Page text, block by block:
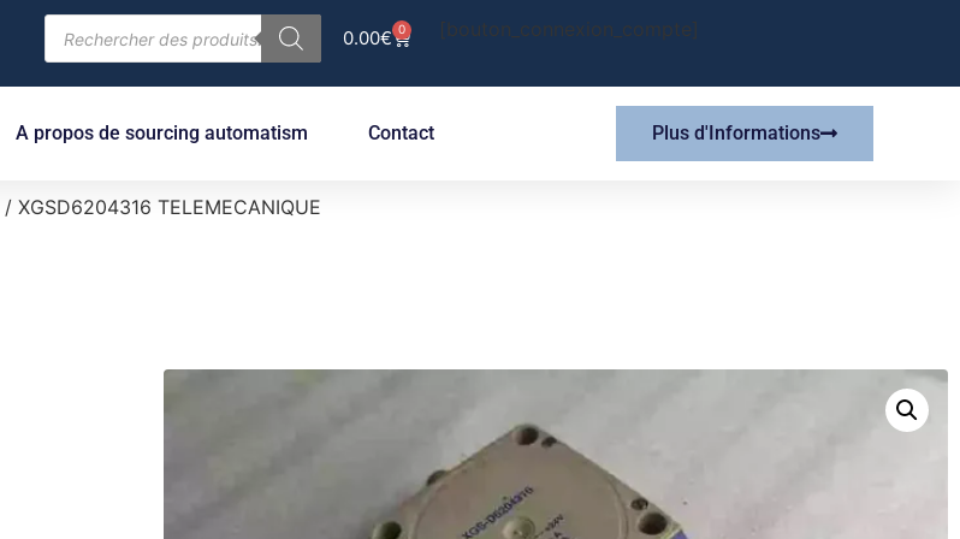
0.00€ 0 [bouton_connexion_compte]
A propos de sourcing automatism Contact Plus d'Informations
/ XGSD6204316 TELEMECANIQUE